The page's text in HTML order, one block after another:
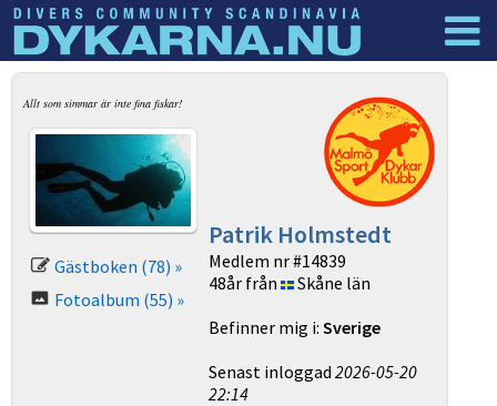
Dyknyheter Logga in
Allt som simmar är inte fina fiskar!
Gästboken (78) »
Fotoalbum (55) »
Patrik Holmstedt
Medlem nr #14839
48år från
Skåne län
Befinner mig i:Sverige
Senast inloggad2026-05-20
22:14